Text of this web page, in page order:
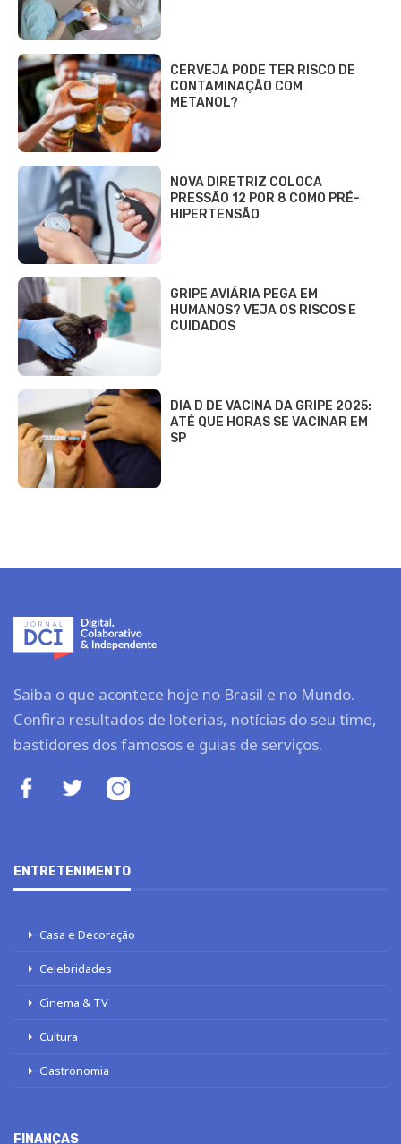
CERVEJA PODE TER RISCO DE
CONTAMINAÇÃO COM
METANOL?
NOVA DIRETRIZ COLOCA
PRESSÃO 12 POR 8 COMO PRÉ-
HIPERTENSÃO
GRIPE AVIÁRIA PEGA EM
HUMANOS? VEJA OS RISCOS E
CUIDADOS
DIA D DE VACINA DA GRIPE 2025:
ATÉ QUE HORAS SE VACINAR EM
SP
Saiba o que acontece hoje no Brasil e no Mundo.
Confira resultados de loterias, notícias do seu time,
bastidores dos famosos e guias de serviços.
ENTRETENIMENTO
Casa e Decoração
Celebridades
Cinema & TV
Cultura
Gastronomia
FINANÇAS